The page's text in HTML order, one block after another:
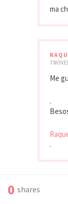
ma
7
Me
.
.
0 shares